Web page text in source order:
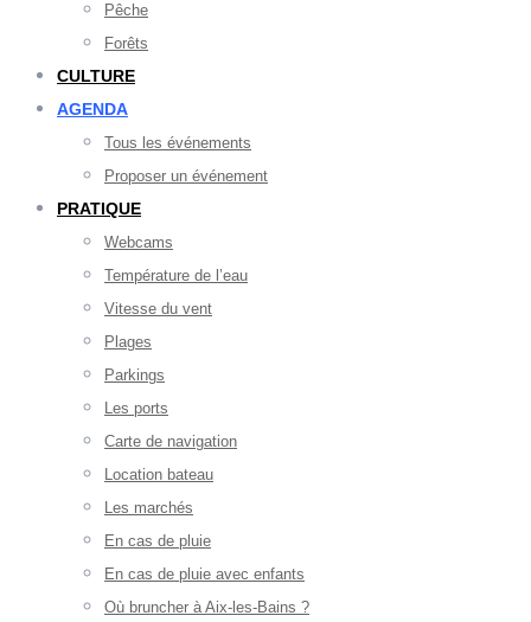
Pêche
Forêts
CULTURE
AGENDA
Tous les événements
Proposer un événement
PRATIQUE
Webcams
Température de l’eau
Vitesse du vent
Plages
Parkings
Les ports
Carte de navigation
Location bateau
Les marchés
En cas de pluie
En cas de pluie avec enfants
Où bruncher à Aix-les-Bains ?